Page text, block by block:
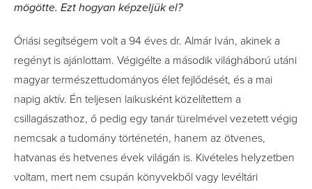
mögötte. Ezt hogyan képzeljük el?
Óriási segítségem volt a 94 éves dr. Almár Iván, akinek a
regényt is ajánlottam. Végigélte a második világháború utáni
magyar természettudományos élet fejlődését, és a mai
napig aktív. Én teljesen laikusként közelítettem a
csillagászathoz, ő pedig egy tanár türelmével vezetett végig
nemcsak a tudomány történetén, hanem az ötvenes,
hatvanas és hetvenes évek világán is. Kivételes helyzetben
voltam, mert nem csupán könyvekből vagy levéltári